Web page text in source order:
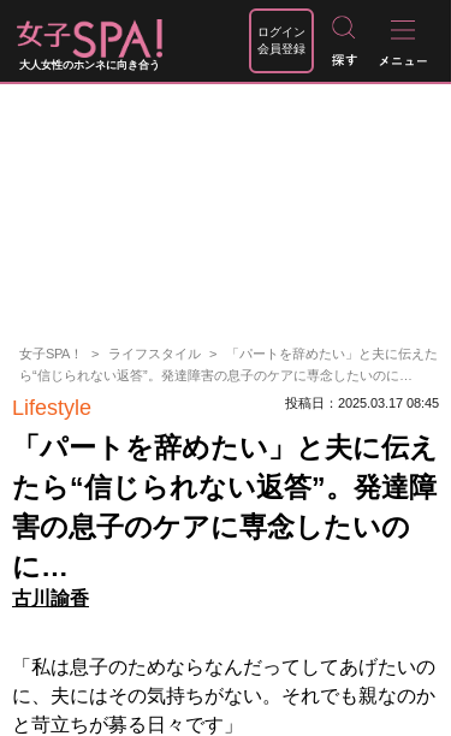
大人女性のホンネに向き合う
ログイン
会員登録
女子SPA！ ライフスタイル
「パートを辞めたい」と夫に伝えた
ら“信じられない返答”。発達障害の息子のケアに専念したいのに…
Lifestyle 投稿日：2025.03.17 08:45
「パートを辞めたい」と夫に伝え
たら“信じられない返答”。発達障
害の息子のケアに専念したいの
に…
古川諭香
「私は息子のためならなんだってしてあげたいの
に、夫にはその気持ちがない。それでも親なのか
と苛立ちが募る日々です」